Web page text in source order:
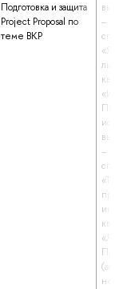
Подготовка и защита
Project Proposal по
теме ВКР
–
–